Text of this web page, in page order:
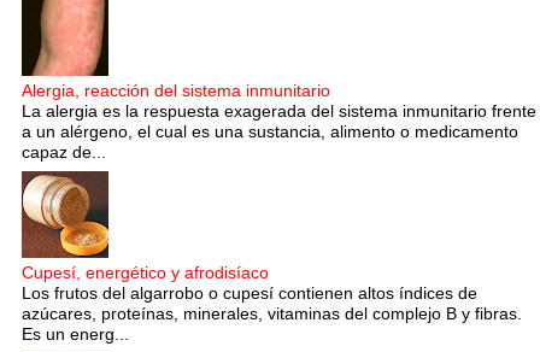
Alergia, reacción del sistema inmunitario
La alergia es la respuesta exagerada del sistema inmunitario frente
a un alérgeno, el cual es una sustancia, alimento o medicamento
capaz de...
Cupesí, energético y afrodisíaco
Los frutos del algarrobo o cupesí contienen altos índices de
azúcares, proteínas, minerales, vitaminas del complejo B y fibras.
Es un energ...